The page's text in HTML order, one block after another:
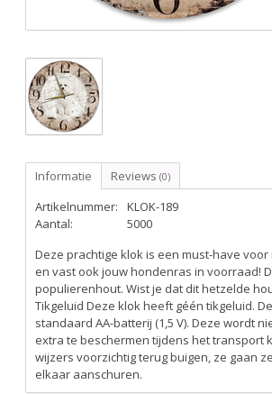
Informatie Reviews (0)
Artikelnummer:
KLOK-189
Aantal:
5000
Deze prachtige klok is een must-have
en vast ook jouw hondenras in voorraad!
populierenhout. Wist je dat dit hetzelde
Tikgeluid Deze klok heeft géén tikgeluid.
standaard AA-batterij (1,5 V). Deze wordt
extra te beschermen tijdens het transport
wijzers voorzichtig terug buigen, ze gaan
elkaar aanschuren.